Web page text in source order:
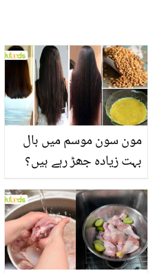
مون سون موسم میں بال
بہت زیادہ جھڑ رہے ہیں؟
بنانے کے چند قدرتی طریقے